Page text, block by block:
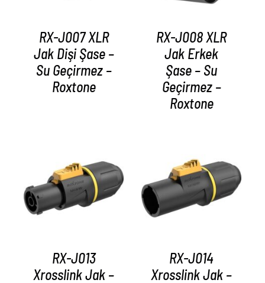
RX-J007 XLR
Jak Dişi Şase –
Su Geçirmez –
Roxtone
RX-J008 XLR
Jak Erkek
Şase – Su
Geçirmez –
Roxtone
AYRINTILAR
RX-J013
Xrosslink Jak –
AYRINTILAR
RX-J014
Xrosslink Jak –